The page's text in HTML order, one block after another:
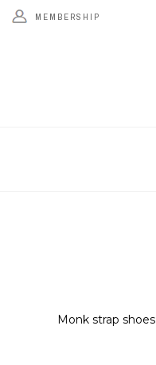
MEMBERSHIP
Monk strap shoes